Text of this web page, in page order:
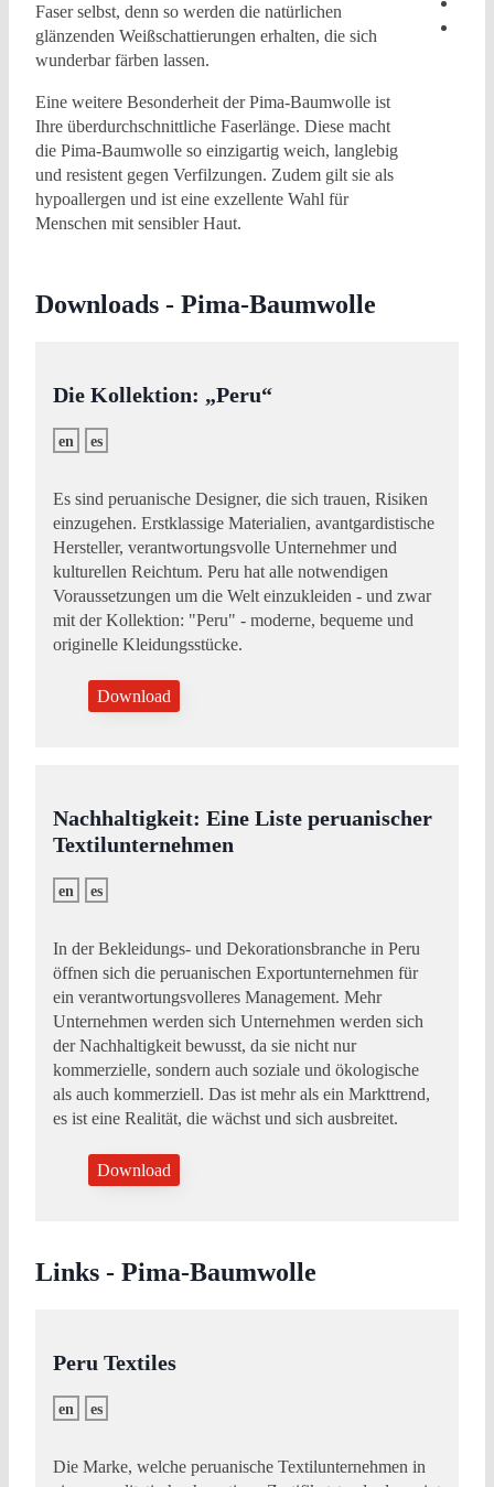
Faser selbst, denn so werden die natürlichen
glänzenden Weißschattierungen erhalten, die sich
wunderbar färben lassen.
Eine weitere Besonderheit der Pima-Baumwolle ist
Ihre überdurchschnittliche Faserlänge. Diese macht
die Pima-Baumwolle so einzigartig weich, langlebig
und resistent gegen Verfilzungen. Zudem gilt sie als
hypoallergen und ist eine exzellente Wahl für
Menschen mit sensibler Haut.
Downloads - Pima-Baumwolle
Die Kollektion: „Peru“
en es
Es sind peruanische Designer, die sich trauen, Risiken
einzugehen. Erstklassige Materialien, avantgardistische
Hersteller, verantwortungsvolle Unternehmer und
kulturellen Reichtum. Peru hat alle notwendigen
Voraussetzungen um die Welt einzukleiden - und zwar
mit der Kollektion: "Peru" - moderne, bequeme und
originelle Kleidungsstücke.
Download
Nachhaltigkeit: Eine Liste peruanischer
Textilunternehmen
en es
In der Bekleidungs- und Dekorationsbranche in Peru
öffnen sich die peruanischen Exportunternehmen für
ein verantwortungsvolleres Management. Mehr
Unternehmen werden sich Unternehmen werden sich
der Nachhaltigkeit bewusst, da sie nicht nur
kommerzielle, sondern auch soziale und ökologische
als auch kommerziell. Das ist mehr als ein Markttrend,
es ist eine Realität, die wächst und sich ausbreitet.
Download
Links - Pima-Baumwolle
Peru Textiles
en es
Die Marke, welche peruanische Textilunternehmen in